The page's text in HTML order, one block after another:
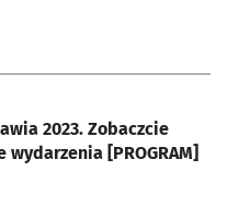
2023. Zobaczcie
wydarzenia [PROGRAM]